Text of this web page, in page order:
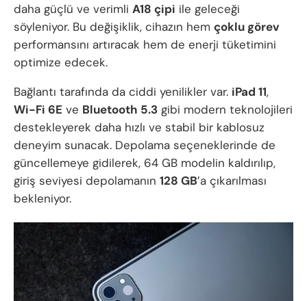
daha güçlü ve verimli A18 çipi ile geleceği
söyleniyor. Bu değişiklik, cihazın hem çoklu görev
performansını artıracak hem de enerji tüketimini
optimize edecek.
Bağlantı tarafında da ciddi yenilikler var. iPad 11,
Wi-Fi 6E ve Bluetooth 5.3 gibi modern teknolojileri
destekleyerek daha hızlı ve stabil bir kablosuz
deneyim sunacak. Depolama seçeneklerinde de
güncellemeye gidilerek, 64 GB modelin kaldırılıp,
giriş seviyesi depolamanın 128 GB’a çıkarılması
bekleniyor.